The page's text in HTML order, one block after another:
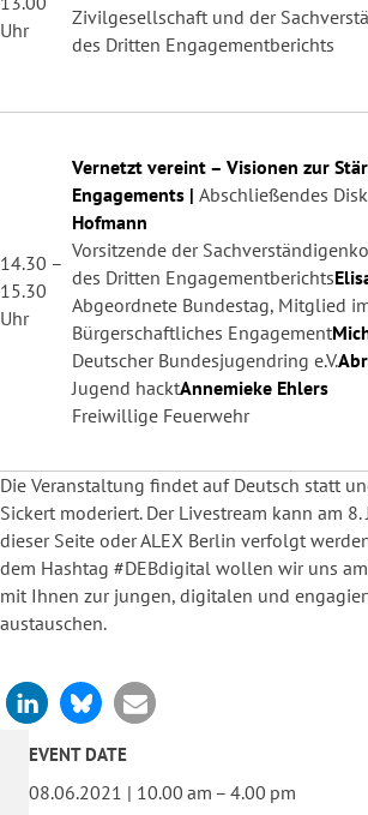
Uhr
Zivilgesellschaft und der
des Dritten Engagementberichts
14.30 –
15.30
Uhr
Vernetzt vereint – Visionen zur
Engagements | Abschließendes
Hofmann
Vorsitzende der
des Dritten Engagementberichts
Abgeordnete Bundestag, Mitglied
Bürgerschaftliches Engagement
Deutscher Bundesjugendring e.V.
Jugend hacktAnnemieke Ehlers
Freiwillige Feuerwehr
Die Veranstaltung findet auf Deutsch statt
Sickert moderiert. Der Livestream kann am
dieser Seite oder ALEX Berlin verfolgt
dem Hashtag #DEBdigital wollen wir uns
mit Ihnen zur jungen, digitalen und
austauschen.
EVENT DATE
08.06.2021 | 10.00 am – 4.00 pm